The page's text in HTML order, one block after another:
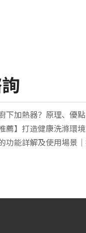
下加熱器？原理、優
薦】打造健康洗滌環
功能詳解及使用場景